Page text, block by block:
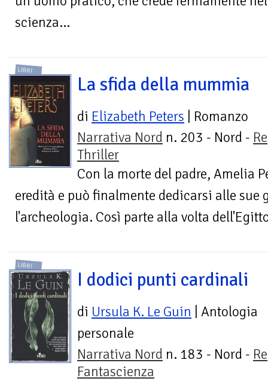
scienza...
LIBRI
La sfida della mummia
di Elizabeth Peters | Romanzo
Narrativa Nord n. 203 - Nord -
Thriller
Con la morte del padre, Amelia
eredità e può finalmente dedicarsi alle sue
l'archeologia. Così parte alla volta
LIBRI
I dodici punti cardinali
di Ursula K. Le Guin | Antologia
personale
Narrativa Nord n. 183 - Nord -
Fantascienza